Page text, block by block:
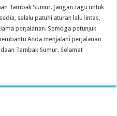
Tambak Sumur. Jangan ragu untuk
selalu patuhi aturan lalu lintas,
perjalanan. Semoga petunjuk
Anda menjalani perjalanan
Tambak Sumur. Selamat